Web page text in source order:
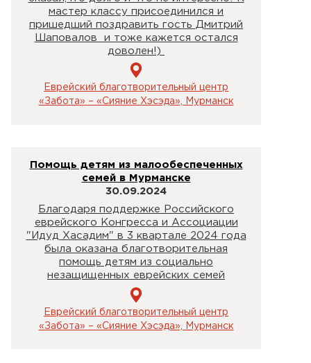
мастер классу присоединился и
пришедший поздравить гость Дмитрий
Шаповалов и тоже кажется остался
доволен!)
Еврейский благотворительный центр
«Забота» – «Сияние Хэсэда», Мурманск
Помощь детям из малообеспеченных
семей в Мурманске
30.09.2024
Благодаря поддержке Российского
еврейского Конгресса и Ассоциации
"Идуд Хасадим" в 3 квартале 2024 года
была оказана благотворительная
помощь детям из социально
незащищенных еврейских семей
Еврейский благотворительный центр
«Забота» – «Сияние Хэсэда», Мурманск